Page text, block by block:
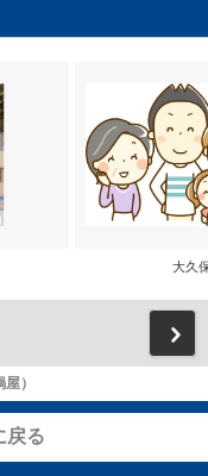
大
）
戻る